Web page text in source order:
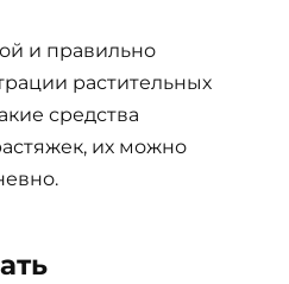
и правильно
растительных
средства
их можно